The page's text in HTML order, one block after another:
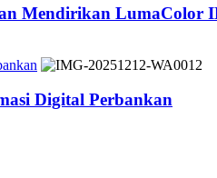
Mendirikan LumaColor
Digital Perbankan